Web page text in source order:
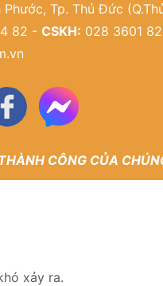
Tp. Thủ Đức
82 - CSKH: 028 3601
CÔNG CỦA
xảy ra.